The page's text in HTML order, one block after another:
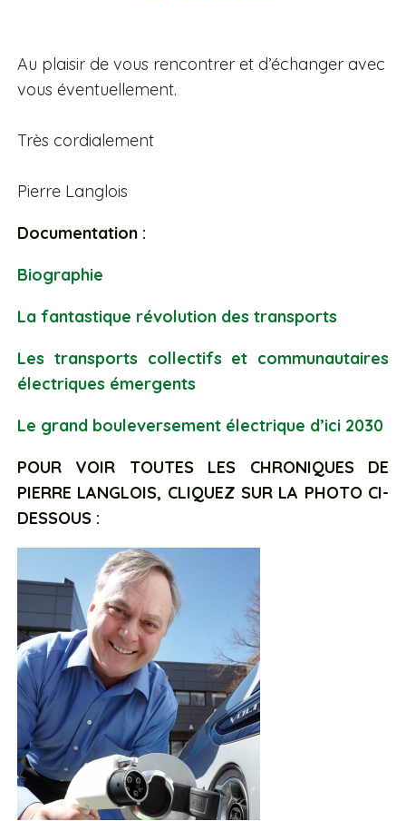
Au plaisir de vous rencontrer et d’échanger avec
vous éventuellement.
Très cordialement
Pierre Langlois
Documentation :
Biographie
La fantastique révolution des transports
Les transports collectifs et communautaires
électriques émergents
Le grand bouleversement électrique d’ici 2030
POUR VOIR TOUTES LES CHRONIQUES DE
PIERRE LANGLOIS, CLIQUEZ SUR LA PHOTO CI-
DESSOUS :